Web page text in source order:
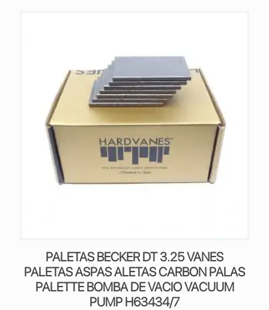
PALETAS BECKER DT 3.25 VANES
PALETAS ASPAS ALETAS CARBON PALAS
PALETTE BOMBA DE VACIO VACUUM
PUMP H63434/7